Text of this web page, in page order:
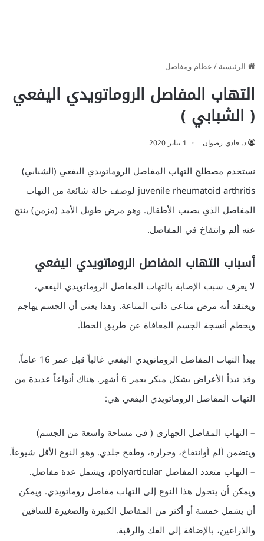
الرئيسية/عظام ومفاصل
التهاب المفاصل الروماتويدي اليفعي
( الشبابي )
د. فادي رضوان 1 يناير 2020
نستخدم مصطلح التهاب المفاصل الروماتويدي اليفعي (الشبابي)
juvenile rheumatoid arthritis لوصف حالة شائعة من التهاب
المفاصل الذي يصيب الأطفال. وهو مرض طويل الأمد (مزمن) ينتج
عنه ألم وانتفاخ في المفاصل.
أسباب التهاب المفاصل الروماتويدي اليفعي
لا يعرف سبب الإصابة بالتهاب المفاصل الروماتويدي اليفعي،
ويعتقد أنه مرض مناعي ذاتي المناعة. وهذا يعني أن الجسم يهاجم
ويحطم أنسجة الجسم المعافاة عن طريق الخطأ.
يبدأ التهاب المفاصل الروماتويدي اليفعي غالباً قبل عمر 16 عاماً.
وقد تبدأ الأعراض بشكل مبكر بعمر 6 أشهر. هناك أنواعاً عديدة من
التهاب المفاصل الروماتويدي اليفعي هي:
– التهاب المفاصل الجهازي ( في مساحة واسعة من الجسم)
ويتضمن ألم أوانتفاخ، وحرارة، وطفح جلدي. وهو النوع الأقل شيوعاً.
– التهاب متعدد المفاصل polyarticular، ويشمل عدة مفاصل.
ويمكن أن يتحول هذا النوع إلى التهاب مفاصل روماتويدي. ويمكن
أن يشمل خمسة أو أكثر من المفاصل الكبيرة والصغيرة للساقين
والذراعين، بالإضافة إلى الفك والرقبة.